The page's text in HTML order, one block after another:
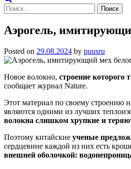
Найти:
Аэрогель,
Posted on 29.08.2024 by puusru
Новое волокно, строение которого
сообщает журнал Nature.
Этот материал по своему строению
являются одними из лучших
волокна слишком хрупкие и
Поэтому китайские ученые
сердцевине каждой из них есть
внешней оболочкой: